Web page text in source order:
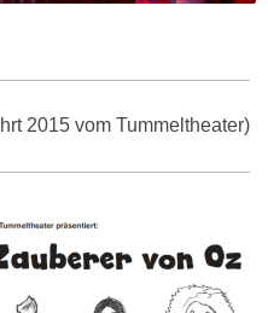
2015 vom Tummeltheater)